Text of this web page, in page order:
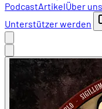
PodcastArtikelÜber uns
Unterstützer werden